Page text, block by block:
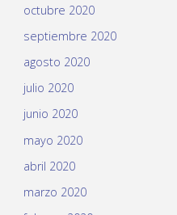
octubre 2020
septiembre 2020
agosto 2020
julio 2020
junio 2020
mayo 2020
abril 2020
marzo 2020